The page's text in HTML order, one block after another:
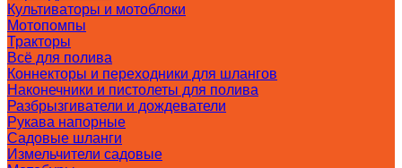
Культиваторы и мотоблоки
Мотопомпы
Тракторы
Всё для полива
Коннекторы и переходники для шлангов
Наконечники и пистолеты для полива
Разбрызгиватели и дождеватели
Рукава напорные
Садовые шланги
Измельчители садовые